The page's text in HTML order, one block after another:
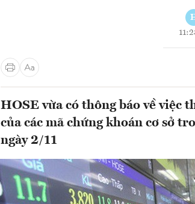
HOSE vừa có thông báo về việc
của các mã chứng khoán cơ sở
ngày 2/11